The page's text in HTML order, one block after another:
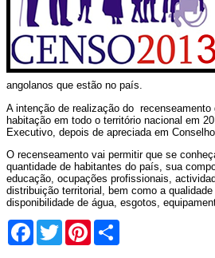
angolanos que estão no país.
A intenção de realização do recenseamento
habitação em todo o território nacional em
Executivo, depois de apreciada em
O recenseamento vai permitir que se
quantidade de habitantes do país, sua
educação, ocupações profissionais,
distribuição territorial, bem como a
disponibilidade de água, esgotos,
Facebook
TwitterPinterest